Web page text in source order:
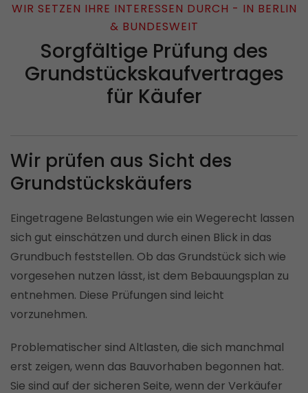
WIR SETZEN IHRE INTERESSEN DURCH - IN BERLIN
& BUNDESWEIT
Sorgfältige Prüfung des
Grundstückskaufvertrages
für Käufer
Wir prüfen aus Sicht des
Grundstückskäufers
Eingetragene Belastungen wie ein Wegerecht lassen
sich gut einschätzen und durch einen Blick in das
Grundbuch feststellen. Ob das Grundstück sich wie
vorgesehen nutzen lässt, ist dem Bebauungsplan zu
entnehmen. Diese Prüfungen sind leicht
vorzunehmen.
Problematischer sind Altlasten, die sich manchmal
erst zeigen, wenn das Bauvorhaben begonnen hat.
Sie sind auf der sicheren Seite, wenn der Verkäufer